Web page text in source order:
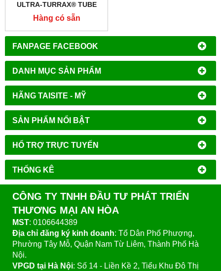
FANPAGE FACEBOOK
DANH MỤC SẢN PHẨM
HÃNG TAISITE - MỸ
SẢN PHẨM NỔI BẬT
HỔ TRỢ TRỰC TUYẾN
THỐNG KÊ
ULTRA-TURRAX® TUBE
DRIVE CONTROL
Hàng có sẵn
CÔNG TY TNHH ĐẦU TƯ PHÁT TRIỂN
THƯƠNG MẠI AN HÒA
MST: 0106644389
Địa chỉ đăng ký kinh doanh: Tổ Dân Phố Phượng,
Phường Tây Mỗ, Quận Nam Từ Liêm, Thành Phố Hà
Nội.
VPGD tại Hà Nội: Số 14 - Liền Kề 2, Tiểu Khu Đô Thị